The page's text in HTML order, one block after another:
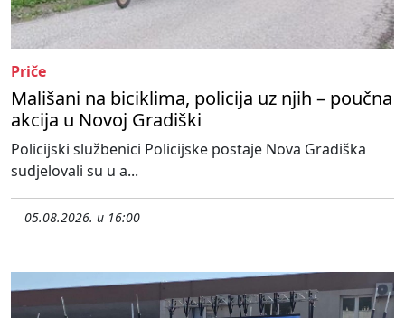
Priče
Mališani na biciklima, policija uz njih – poučna
akcija u Novoj Gradiški
Policijski službenici Policijske postaje Nova Gradiška
sudjelovali su u a...
05.08.2026. u 16:00